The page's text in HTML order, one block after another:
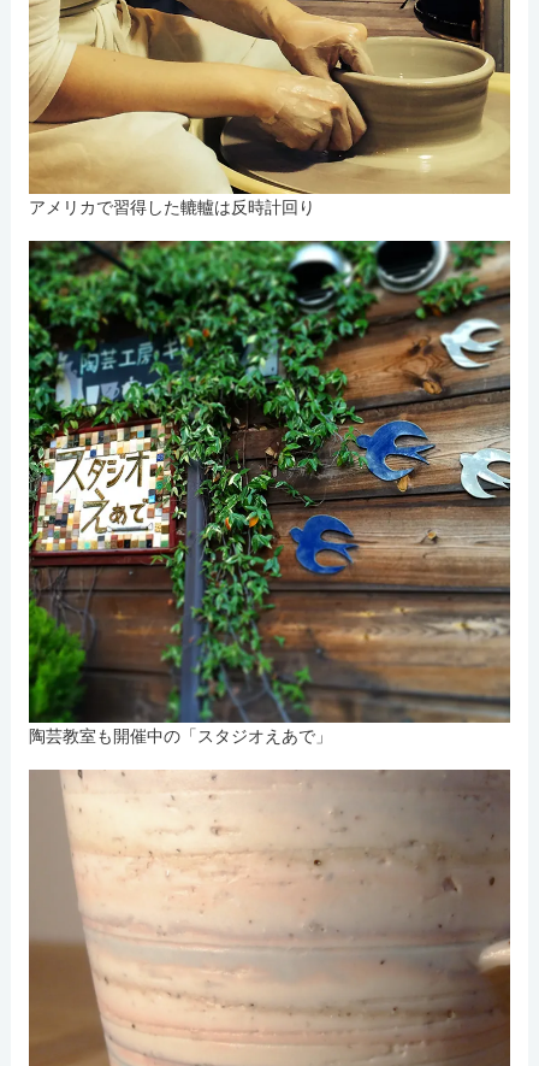
アメリカで習得した轆轤は反時計回り
陶芸教室も開催中の「スタジオえあで」